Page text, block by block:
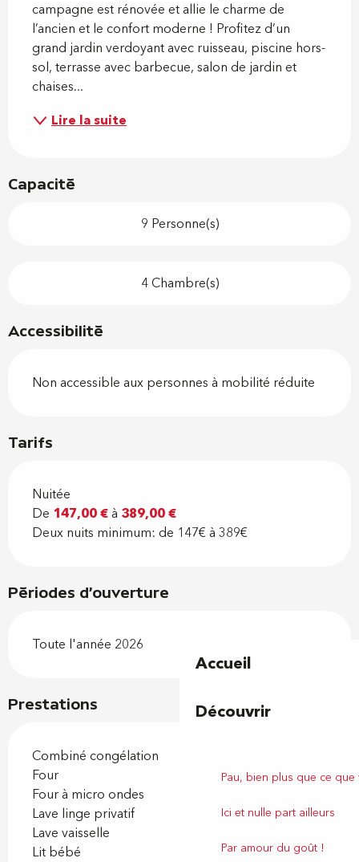
Accueil
Découvrir
Pau, bien plus que ce
Ici et nulle part ailleurs
Par amour du goût !
campagne est rénovée et allie le charme de
l’ancien et le confort moderne ! Profitez d’un
grand jardin verdoyant avec ruisseau, piscine hors-
sol, terrasse avec barbecue, salon de jardin et
chaises...
Lire la suite
Capacité
9 Personne(s)
4 Chambre(s)
Prestations
Combiné congélation
Four
Four à micro ondes
Lave linge privatif
Lave vaisselle
Lit bébé
Accessibilité
Non accessible aux personnes à mobilité réduite
Tarifs
Nuitée
De 147,00 €à 389,00 €
Deux nuits minimum: de 147€ à 389€
Périodes d'ouverture
Toute l'année 2026